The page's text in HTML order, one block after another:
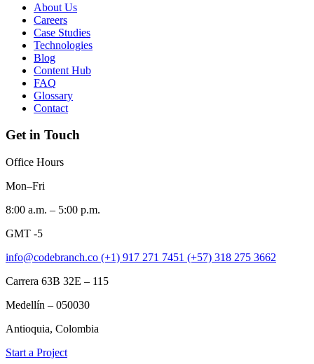
About Us
Careers
Case Studies
Technologies
Blog
Content Hub
FAQ
Glossary
Contact
Get in Touch
Office Hours
Mon–Fri
8:00 a.m. – 5:00 p.m.
GMT -5
info@codebranch.co (+1) 917 271 7451 (+57) 318 275 3662
Carrera 63B 32E – 115
Medellín – 050030
Antioquia, Colombia
Start a Project